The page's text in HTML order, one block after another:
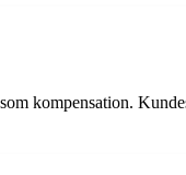
kompensation.